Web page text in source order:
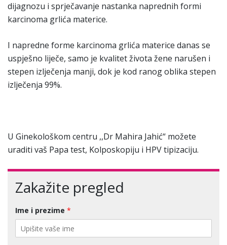
dijagnozu i sprječavanje nastanka naprednih formi
karcinoma grlića materice.
I napredne forme karcinoma grlića materice danas se
uspješno liječe, samo je kvalitet života žene narušen i
stepen izlječenja manji, dok je kod ranog oblika stepen
izlječenja 99%.
U Ginekološkom centru ,,Dr Mahira Jahić“ možete
uraditi vaš Papa test, Kolposkopiju i HPV tipizaciju.
Zakažite pregled
Ime i prezime *